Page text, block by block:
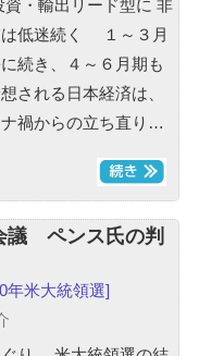
・輸出リード型に 非
は低迷続く １～３月
続き、４～６月期も
される日本経済は、
禍からの立ち直り…
議 ペンス氏の判
年米大統領選]